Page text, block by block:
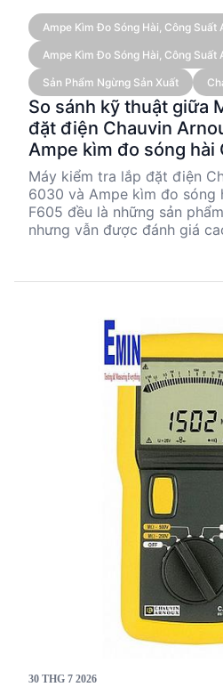
Ampe Kìm Đo Sóng Hài, Công Suất
Ampe Kìm Đo Sóng Hài, Công Suất
Sản Phẩm Ngừng Sản Xuất
So sánh kỹ thuật giữa
đặt điện Chauvin
Ampe kìm đo sóng hài
F605
Máy kiểm tra lắp đặt điện
6030 và Ampe kìm đo sóng
F605 đều là những sản
nhưng vẫn được đánh giá
nối đất. Trong khi đó, F605
bảo vệ an toàn cao. Cả hai
dụng rộng rãi trong các
và kỹ thuật.
30 THG 7 2026